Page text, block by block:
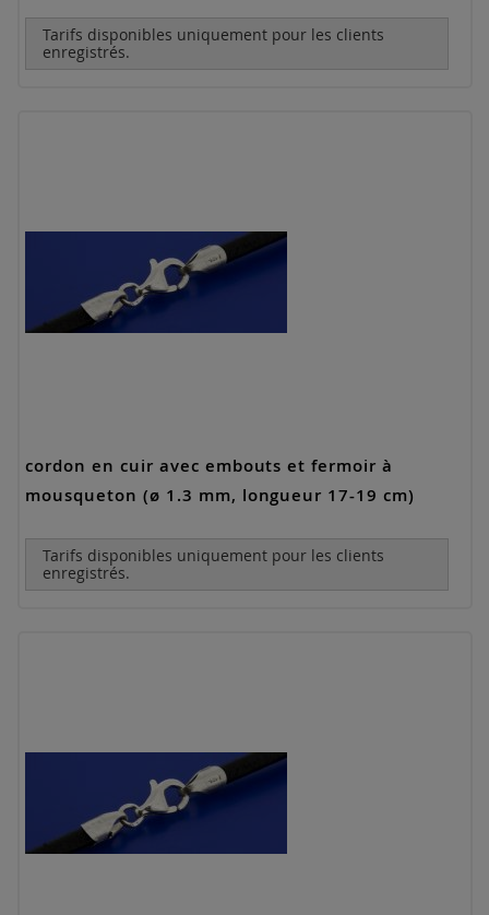
Tarifs disponibles uniquement pour les clients
enregistrés.
cordon en cuir avec embouts et fermoir à
mousqueton (ø 1.3 mm, longueur 17-19 cm)
Tarifs disponibles uniquement pour les clients
enregistrés.